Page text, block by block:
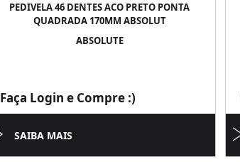
PEDIVELA 46 DENTES ACO PRETO PONTA
QUADRADA 170MM ABSOLUT
ABSOLUTE
Faça Login e Compre :)
SAIBA MAIS